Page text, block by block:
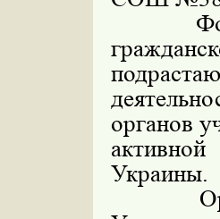
Форум
органов
Украины.